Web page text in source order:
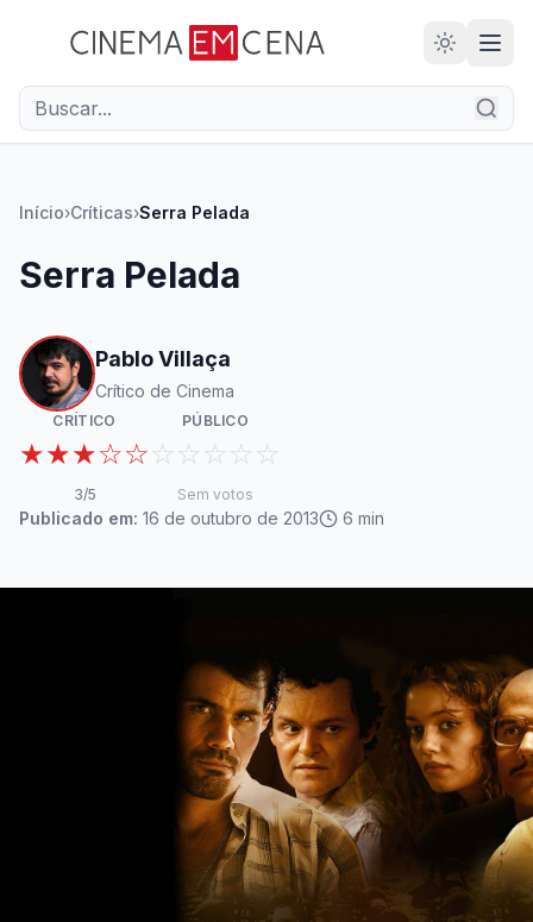
28
ANOS
Início›Críticas›Serra Pelada
Serra Pelada
Pablo Villaça
Crítico de Cinema
CRÍTICO
★★★☆☆
3/5
PÚBLICO
☆☆☆☆☆
Sem votos
Publicado em: 16 de outubro de 2013 6 min